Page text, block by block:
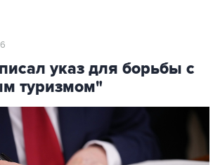
указ для борьбы с
туризмом"